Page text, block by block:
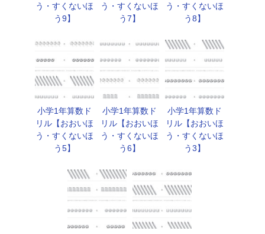
う・すくないほ
う9】
う・すくないほ
う7】
う・すくないほ
う8】
小学1年算数ド
リル【おおいほ
う・すくないほ
う5】
小学1年算数ド
リル【おおいほ
う・すくないほ
う6】
小学1年算数ド
リル【おおいほ
う・すくないほ
う3】